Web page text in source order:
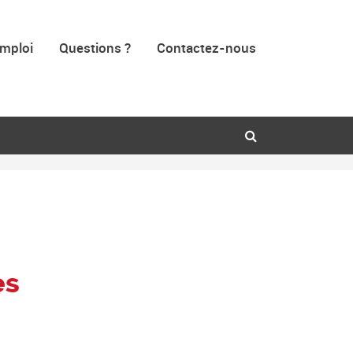
Questions ? Contactez-nous